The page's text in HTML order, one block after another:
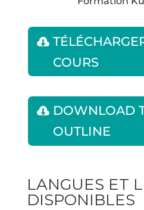
COURS
DOWNLOAD
OUTLINE
LANGUES ET
DISPONIBLES